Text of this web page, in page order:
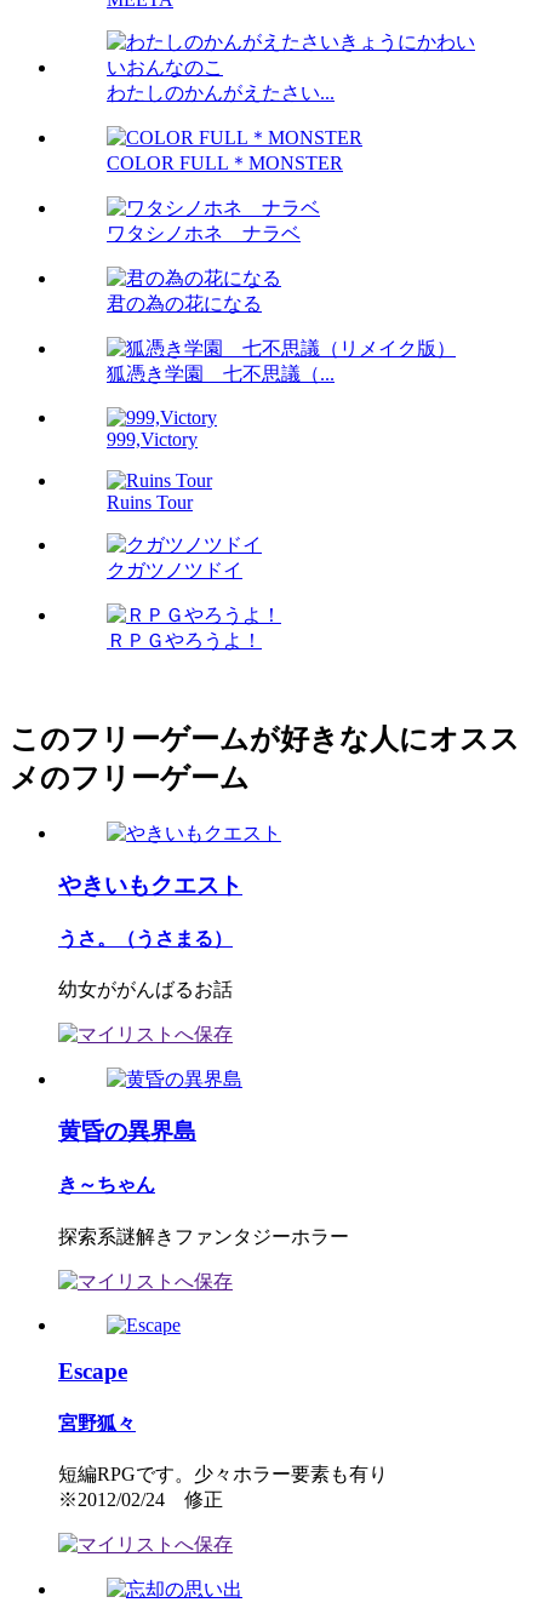
わたしのかんがえたさい...
COLOR FULL＊MONSTER
ワタシノホネ ナラベ
君の為の花になる
狐憑き学園 七不思議（...
999,Victory
Ruins Tour
クガツノツドイ
ＲＰＧやろうよ！
このフリーゲームが好きな人にオスス
メのフリーゲーム
やきいもクエスト
うさ。（うさまる）
幼女ががんばるお話
黄昏の異界島
き～ちゃん
探索系謎解きファンタジーホラー
Escape
宮野狐々
短編RPGです。少々ホラー要素も有り
※2012/02/24 修正